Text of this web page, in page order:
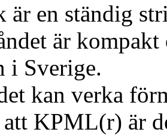
en ständig
är
i Sverige.
kan verka
att KPML(r) är